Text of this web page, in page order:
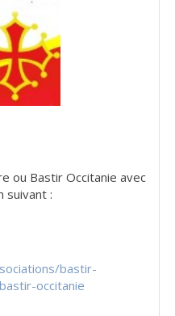
ou Bastir Occitanie avec
suivant :
bastir-
occitanie